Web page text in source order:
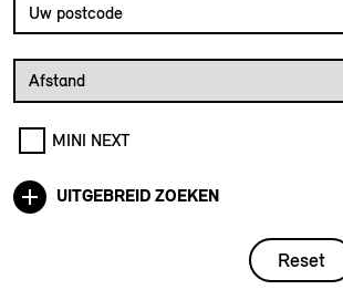
Afstand van uw postcode tot de MINI Dealer
Afstand
MINI NEXT
UITGEBREID ZOEKEN
Reset